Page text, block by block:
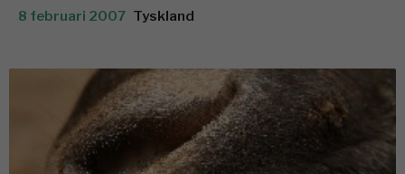
8 februari 2007 Tyskland